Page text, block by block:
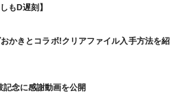
もD遅刻】
かきとコラボ!クリアファイル入手方法を紹
記念に感謝動画を公開